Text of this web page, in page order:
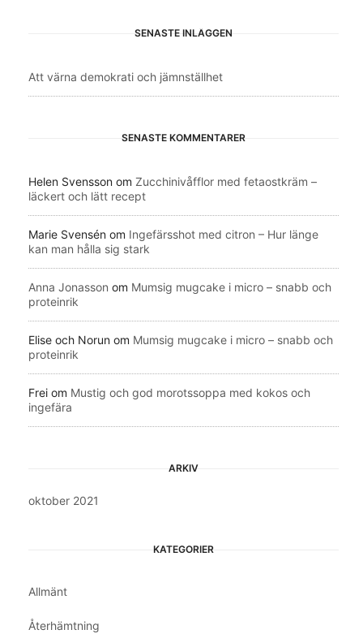
SENASTE INLÄGGEN
Att värna demokrati och jämnställhet
SENASTE KOMMENTARER
Helen Svensson om Zucchinivåfflor med fetaostkräm –
läckert och lätt recept
Marie Svensén om Ingefärsshot med citron – Hur länge
kan man hålla sig stark
Anna Jonasson om Mumsig mugcake i micro – snabb och
proteinrik
Elise och Norun om Mumsig mugcake i micro – snabb och
proteinrik
Frei om Mustig och god morotssoppa med kokos och
ingefära
ARKIV
oktober 2021
KATEGORIER
Allmänt
Återhämtning